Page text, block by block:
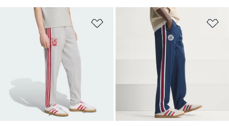
Přidat do seznamu přání